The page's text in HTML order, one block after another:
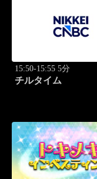
15:50-15:55 5分
チルタイム